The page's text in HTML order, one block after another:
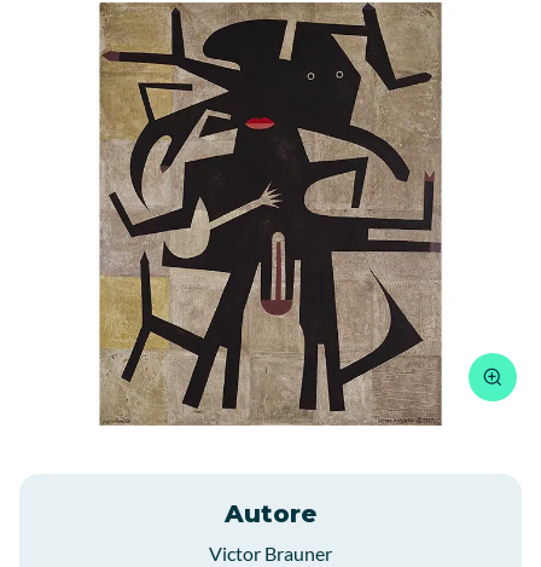
Autore
Victor Brauner